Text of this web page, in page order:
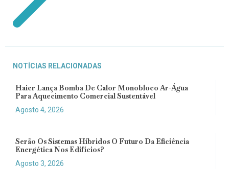
NOTÍCIAS RELACIONADAS
Haier Lança Bomba De Calor Monobloco Ar-Água
Para Aquecimento Comercial Sustentável
Agosto 4, 2026
Serão Os Sistemas Híbridos O Futuro Da Eficiência
Energética Nos Edifícios?
Agosto 3, 2026